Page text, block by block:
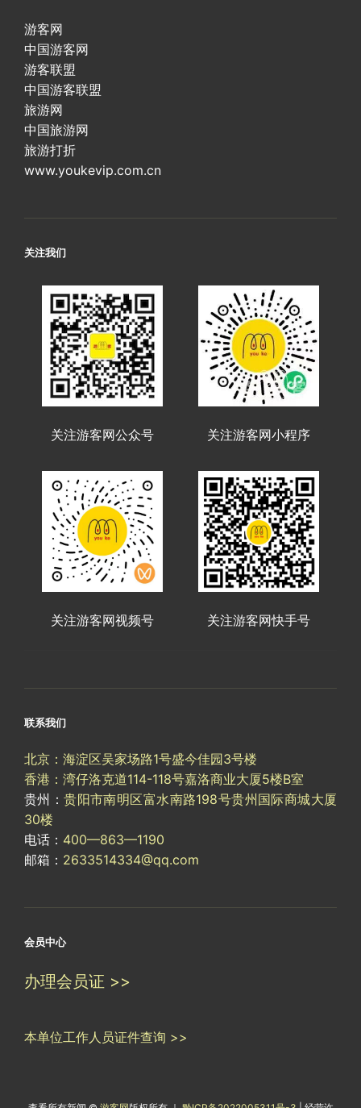
游客网
中国游客网
游客联盟
中国游客联盟
旅游网
中国旅游网
旅游打折
www.youkevip.com.cn
关注我们
关注游客网公众号 关注游客网小程序
关注游客网视频号 关注游客网快手号
联系我们
北京：海淀区吴家场路1号盛今佳园3号楼
香港：湾仔洛克道114-118号嘉洛商业大厦5楼B室
贵州：贵阳市南明区富水南路198号贵州国际商城大厦
30楼
电话： 400—863—1190
邮箱： 2633514334@qq.com
会员中心
办理会员证 >>
本单位工作人员证件查询 >>